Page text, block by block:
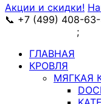
Акции и скидки!
📞 +7 (499) 408-
;
ГЛАВНАЯ
КРОВЛЯ
МЯГКАЯ